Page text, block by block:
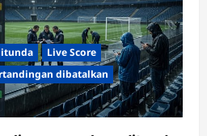
Live Score
dibatalkan